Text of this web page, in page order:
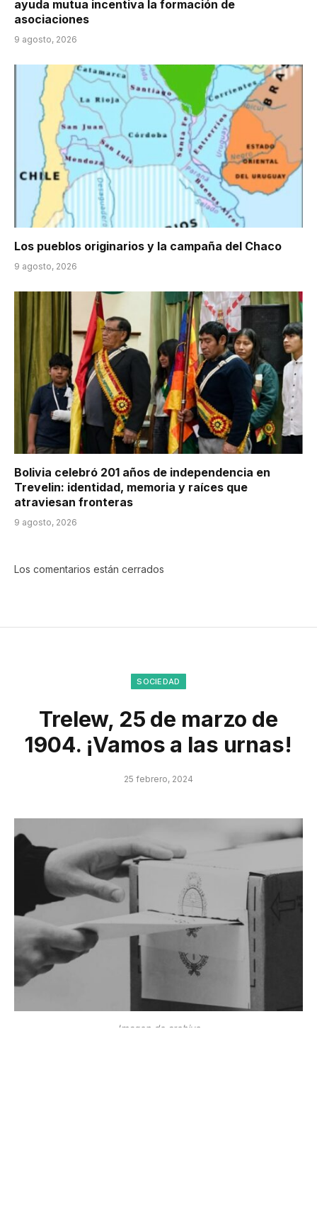
ayuda mutua incentiva la formación de
asociaciones
9 agosto, 2026
Los pueblos originarios y la campaña del Chaco
9 agosto, 2026
Bolivia celebró 201 años de independencia en
Trevelin: identidad, memoria y raíces que
atraviesan fronteras
9 agosto, 2026
Los comentarios están cerrados
SOCIEDAD
Trelew, 25 de marzo de
1904. ¡Vamos a las urnas!
25 febrero, 2024
Imagen de archivo